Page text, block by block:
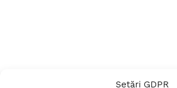
Setări GDPR